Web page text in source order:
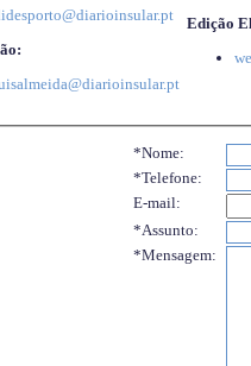
Edição
*Nome:
*Telefone:
E-mail:
*Assunto:
*Mensagem: